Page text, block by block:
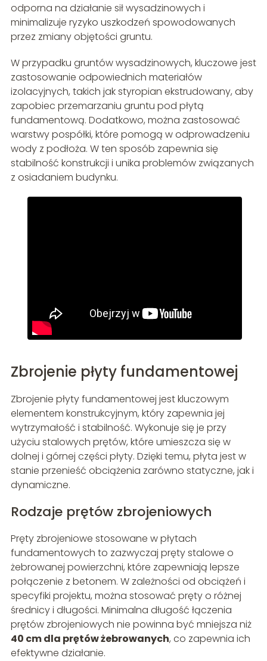
odporna na działanie sił wysadzinowych i
minimalizuje ryzyko uszkodzeń spowodowanych
przez zmiany objętości gruntu.
W przypadku gruntów wysadzinowych, kluczowe jest
zastosowanie odpowiednich materiałów
izolacyjnych, takich jak styropian ekstrudowany, aby
zapobiec przemarzaniu gruntu pod płytą
fundamentową. Dodatkowo, można zastosować
warstwy pospółki, które pomogą w odprowadzeniu
wody z podłoża. W ten sposób zapewnia się
stabilność konstrukcji i unika problemów związanych
z osiadaniem budynku.
Zbrojenie płyty fundamentowej
Zbrojenie płyty fundamentowej jest kluczowym
elementem konstrukcyjnym, który zapewnia jej
wytrzymałość i stabilność. Wykonuje się je przy
użyciu stalowych prętów, które umieszcza się w
dolnej i górnej części płyty. Dzięki temu, płyta jest w
stanie przenieść obciążenia zarówno statyczne, jak i
dynamiczne.
Rodzaje prętów zbrojeniowych
Pręty zbrojeniowe stosowane w płytach
fundamentowych to zazwyczaj pręty stalowe o
żebrowanej powierzchni, które zapewniają lepsze
połączenie z betonem. W zależności od obciążeń i
specyfiki projektu, można stosować pręty o różnej
średnicy i długości. Minimalna długość łączenia
prętów zbrojeniowych nie powinna być mniejsza niż
40 cm dla prętów żebrowanych, co zapewnia ich
efektywne działanie.